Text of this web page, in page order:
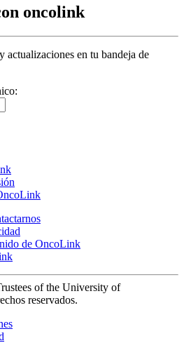
oncolink
actualizaciones en tu bandeja de
de OncoLink
of the University of
reservados.